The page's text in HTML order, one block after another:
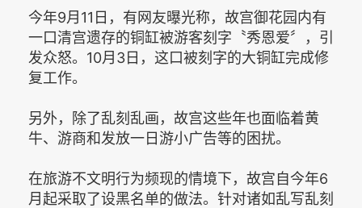
今年9月11日，有网友曝光称，故宫御花园内有
一口清宫遗存的铜缸被游客刻字〝秀恩爱〞，引
发众怒。10月3日，这口被刻字的大铜缸完成修
复工作。
另外，除了乱刻乱画，故宫这些年也面临着黄
牛、游商和发放一日游小广告等的困扰。
在旅游不文明行为频现的情境下，故宫自今年6
月起采取了设黑名单的做法。针对诸如乱写乱刻